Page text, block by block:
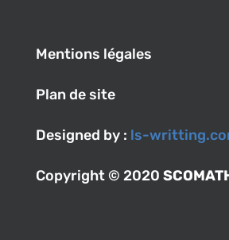
Mentions légales
Plan de site
Designed by : ls-
Copyright © 2020